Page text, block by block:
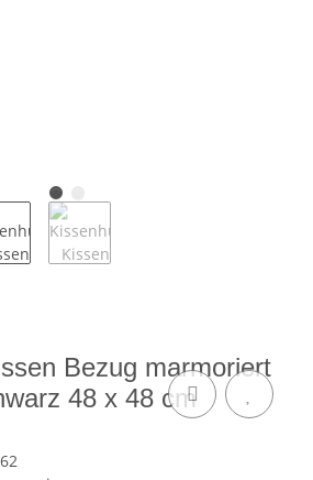
Bezug marmoriert
48 x 48 cm